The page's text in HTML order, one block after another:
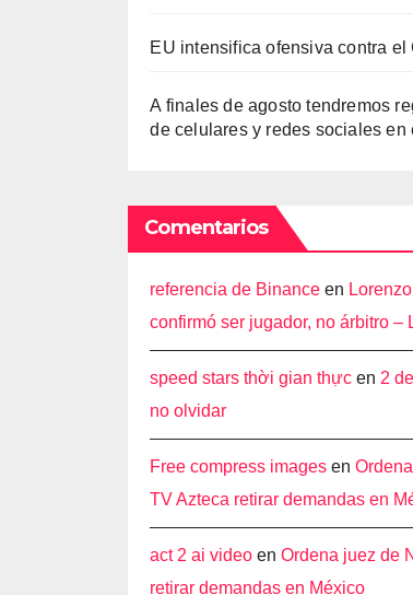
EU intensifica ofensiva contra el
A finales de agosto tendremos
de celulares y redes sociales en
Comentarios
referencia de Binance en
confirmó ser jugador, no árbitro –
speed stars thời gian thực en 2
no olvidar
Free compress images en
TV Azteca retirar demandas en
act 2 ai video enOrdena juez de
retirar demandas en México